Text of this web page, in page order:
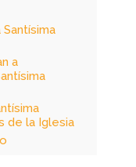
a
de la Iglesia